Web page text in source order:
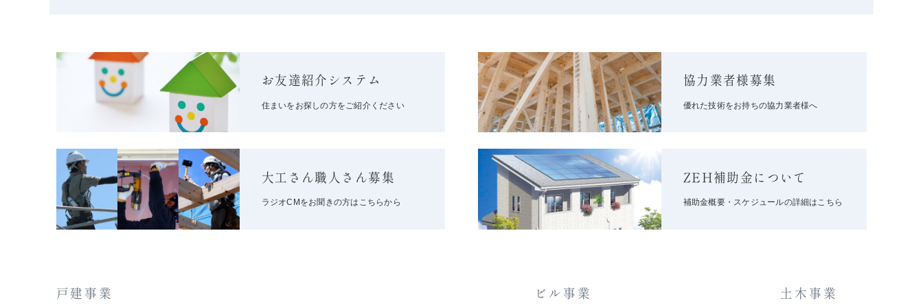
お友達紹介システム
住まいをお探しの方をご紹介ください
協力業者様募集
優れた技術をお持ちの協力業者様へ
大工さん職人さん募集
ラジオCMをお聞きの方はこちらから
ZEH補助金について
補助金概要・スケジュールの詳細はこちら
戸建事業 ビル事業 土木事業